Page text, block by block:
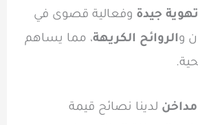
تهوية جيدة وفعالية قصوى في
والروائح الكريهة، مما يساهم
لدينا نصائح قيمة